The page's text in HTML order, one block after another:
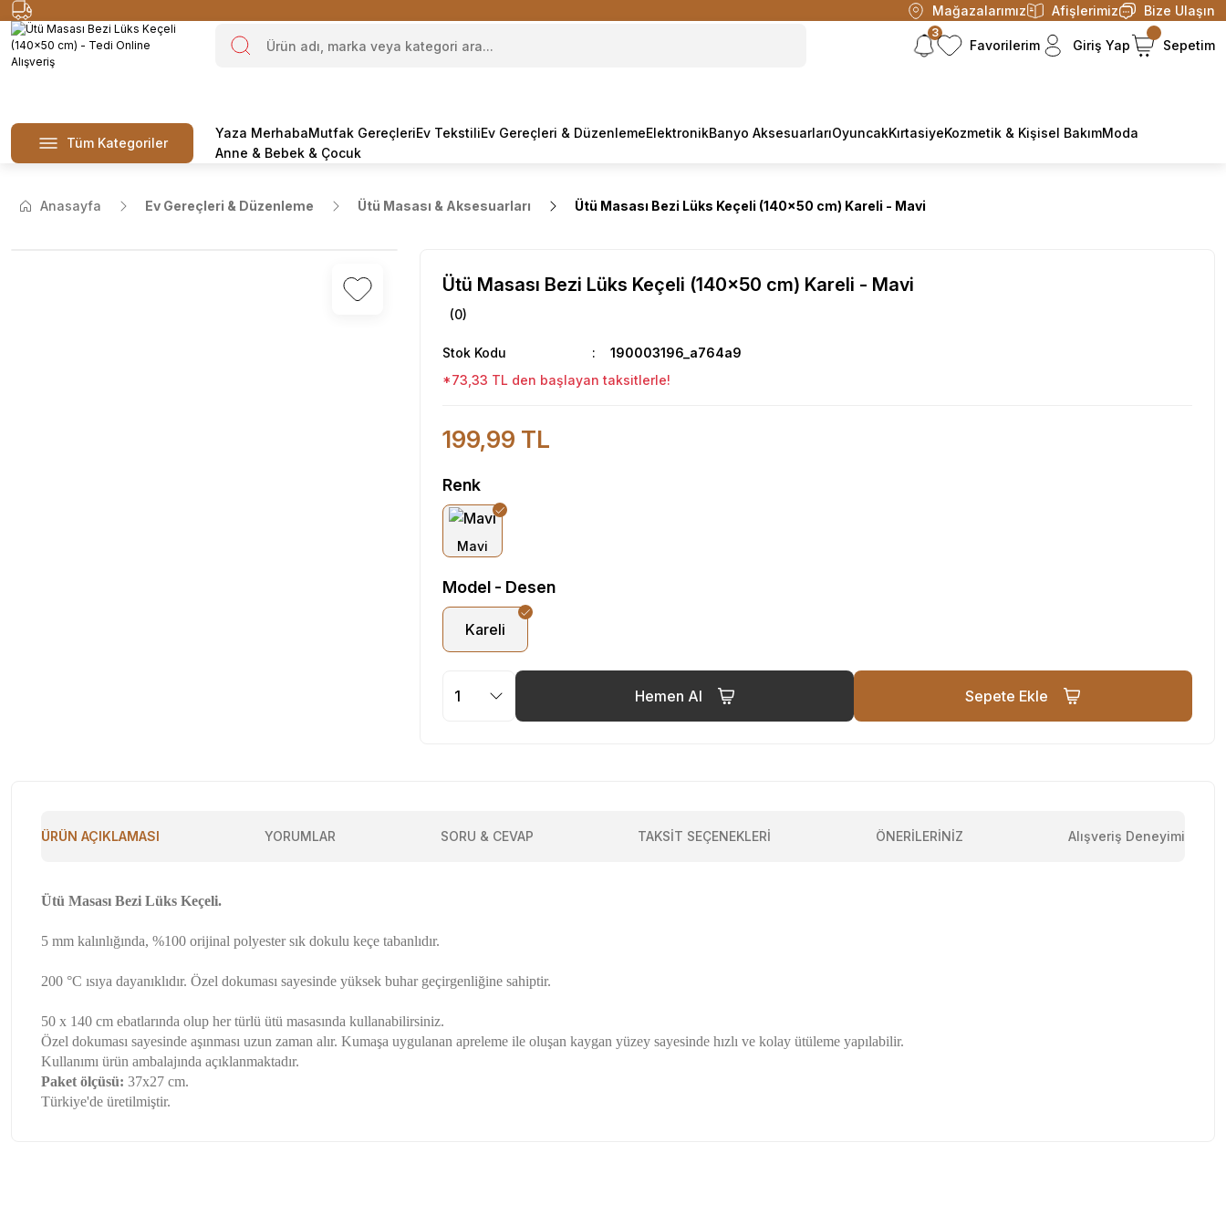
Mağazalarımız Afişlerimiz Bize Ulaşın
3
Favorilerim Giriş Yap Sepetim
Tüm Kategoriler
Yaza MerhabaMutfak GereçleriEv TekstiliEv Gereçleri & DüzenlemeElektronikBanyo AksesuarlarıOyuncakKırtasiyeKozmetik & Kişisel BakımModa
Anne & Bebek & Çocuk
Anasayfa Ev Gereçleri & Düzenleme Ütü Masası & Aksesuarları Ütü Masası Bezi Lüks Keçeli (140x50 cm) Kareli - Mavi
Ütü Masası Bezi Lüks Keçeli (140x50 cm) Kareli - Mavi
(0)
Stok Kodu
190003196_a764a9
*73,33 TL den başlayan taksitlerle!
199,99 TL
Renk
Model - Desen
Kareli
Hemen Al Sepete Ekle
ÜRÜN AÇIKLAMASI YORUMLAR SORU & CEVAP TAKSİT SEÇENEKLERİ ÖNERİLERİNİZ Alışveriş Deneyimi
Ütü Masası Bezi Lüks Keçeli.
5 mm kalınlığında, %100 orijinal polyester sık dokulu keçe tabanlıdır.
200 °C ısıya dayanıklıdır. Özel dokuması sayesinde yüksek buhar geçirgenliğine sahiptir.
50 x 140 cm ebatlarında olup her türlü ütü masasında kullanabilirsiniz.
Özel dokuması sayesinde aşınması uzun zaman alır. Kumaşa uygulanan apreleme ile oluşan kaygan yüzey sayesinde hızlı ve kolay ütüleme yapılabilir.
Kullanımı ürün ambalajında açıklanmaktadır.
Paket ölçüsü: 37x27 cm.
Türkiye'de üretilmiştir.